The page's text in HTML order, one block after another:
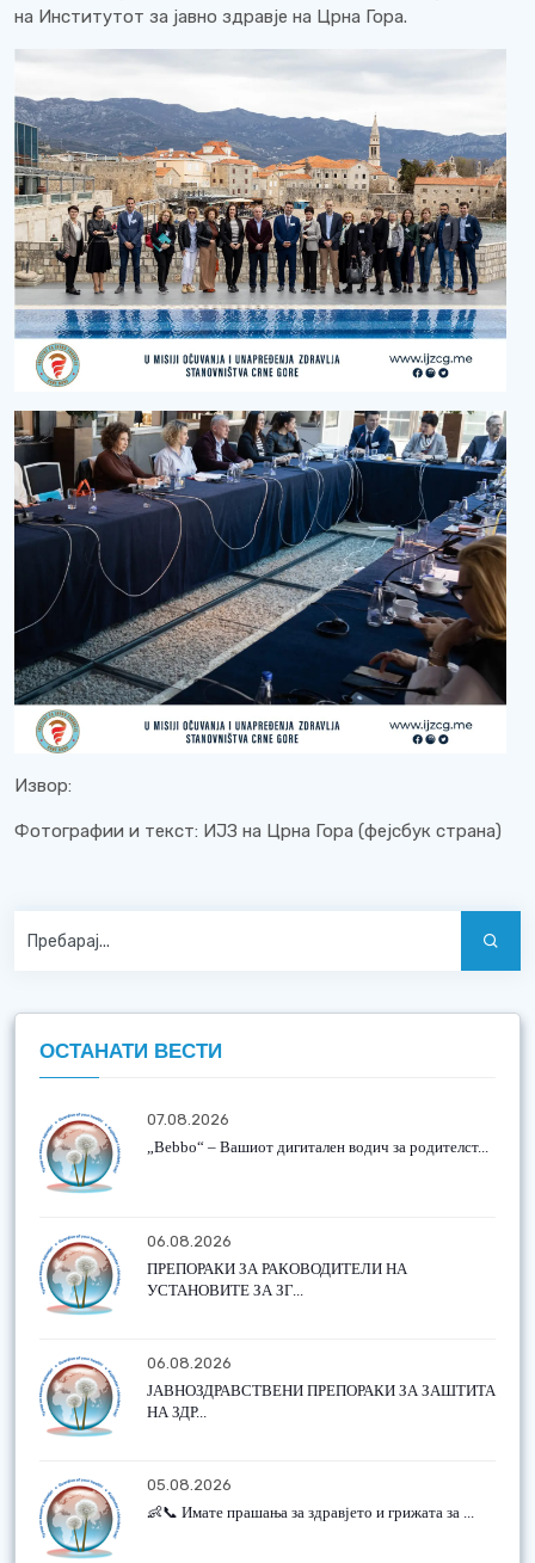
на Институтот за јавно здравје на Црна Гора.
Извор:
Фотографии и текст: ИЈЗ на Црна Гора (фејсбук страна)
ОСТАНАТИ ВЕСТИ
07.08.2026
„Bebbo“ – Вашиот дигитален водич за родителст...
06.08.2026
ПРЕПОРАКИ ЗА РАКОВОДИТЕЛИ НА
УСТАНОВИТЕ ЗА ЗГ...
06.08.2026
ЈАВНОЗДРАВСТВЕНИ ПРЕПОРАКИ ЗА ЗАШТИТА
НА ЗДР...
05.08.2026
👶📞 Имате прашања за здравјето и грижата за ...